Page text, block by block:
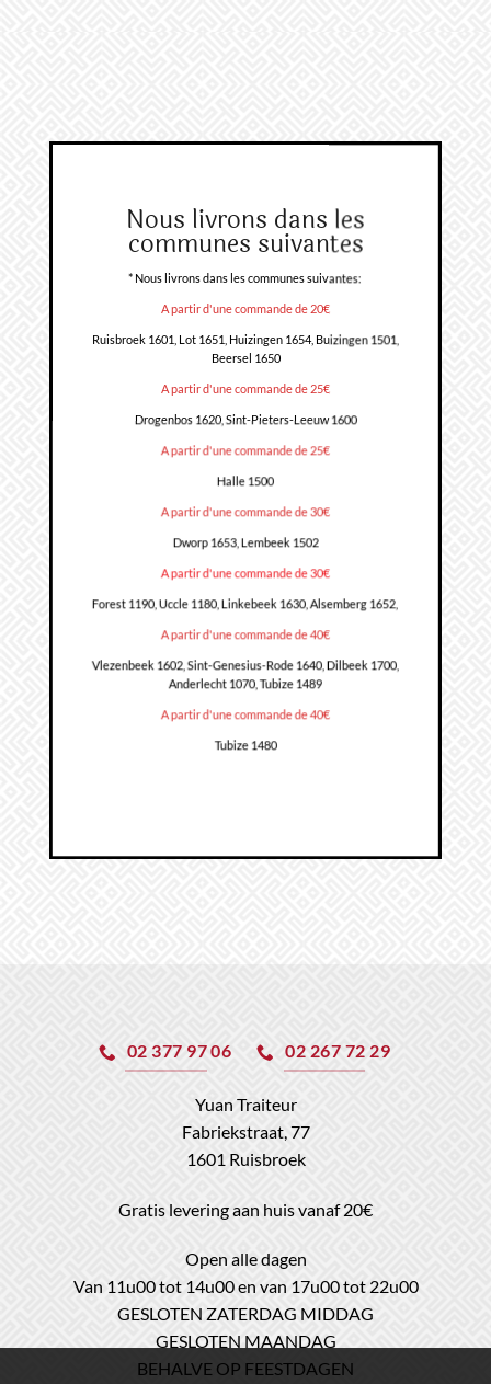
Nous livrons dans les
communes suivantes
* Nous livrons dans les communes suivantes:
A partir d'une commande de 20€
Ruisbroek 1601, Lot 1651, Huizingen 1654, Buizingen 1501,
Beersel 1650
A partir d'une commande de 25€
Drogenbos 1620, Sint-Pieters-Leeuw 1600
A partir d'une commande de 25€
Halle 1500
A partir d'une commande de 30€
Dworp 1653, Lembeek 1502
A partir d'une commande de 30€
Forest 1190, Uccle 1180, Linkebeek 1630, Alsemberg 1652,
A partir d'une commande de 40€
Vlezenbeek 1602, Sint-Genesius-Rode 1640, Dilbeek 1700,
Anderlecht 1070, Tubize 1489
A partir d'une commande de 40€
Tubize 1480
02 377 97 06 02 267 72 29
Yuan Traiteur
Fabriekstraat, 77
1601 Ruisbroek
Gratis levering aan huis vanaf 20€
Open alle dagen
Van 11u00 tot 14u00 en van 17u00 tot 22u00
GESLOTEN ZATERDAG MIDDAG
GESLOTEN MAANDAG
BEHALVE OP FEESTDAGEN